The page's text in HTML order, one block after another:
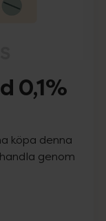
0,1%
köpa denna
genom